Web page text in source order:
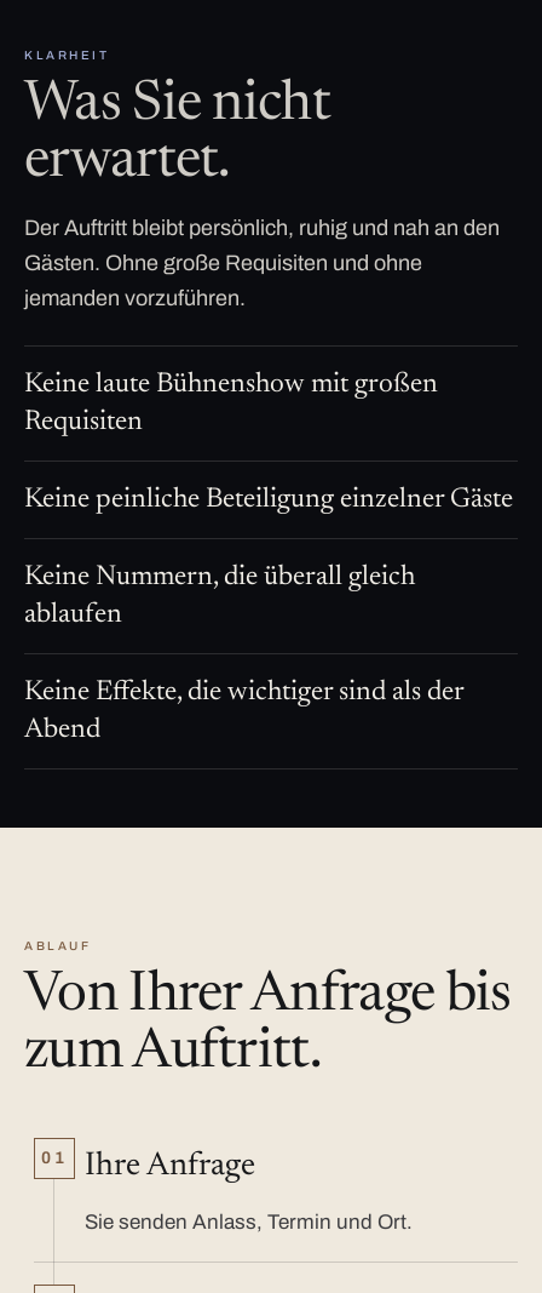
KLARHEIT
Was Sie nicht
erwartet.
Der Auftritt bleibt persönlich, ruhig und nah an den
Gästen. Ohne große Requisiten und ohne
jemanden vorzuführen.
Keine laute Bühnenshow mit großen
Requisiten
Keine peinliche Beteiligung einzelner Gäste
Keine Nummern, die überall gleich
ablaufen
Keine Effekte, die wichtiger sind als der
Abend
ABLAUF
Von Ihrer Anfrage bis
zum Auftritt.
01 Ihre Anfrage
Sie senden Anlass, Termin und Ort.